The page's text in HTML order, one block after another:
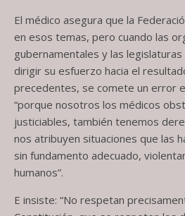
El médico asegura que la
en esos temas, pero cuando las
gubernamentales y las
dirigir su esfuerzo hacia el
precedentes, se comete un error
“porque nosotros los médicos
justiciables, también tenemos
nos atribuyen situaciones que las
sin fundamento adecuado,
humanos”.
E insiste: “No respetan